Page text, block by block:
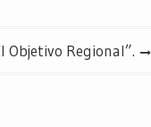
Objetivo Regional”.